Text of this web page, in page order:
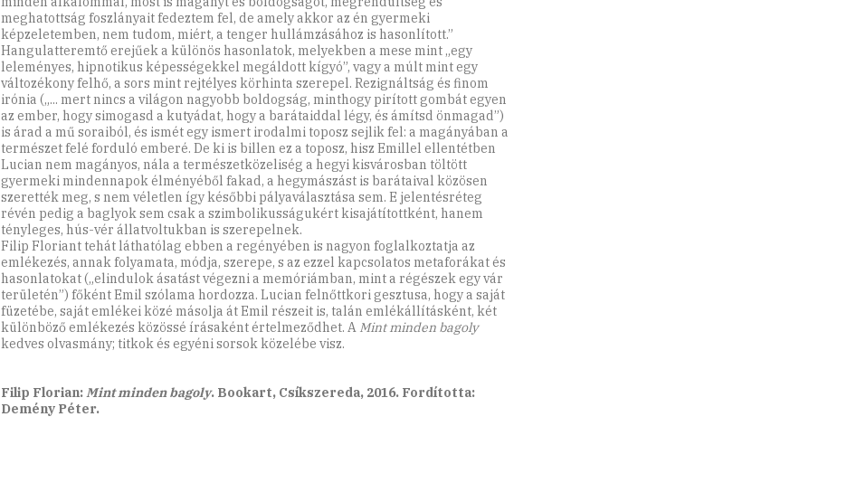
meghatottság foszlányait fedeztem fel, de amely akkor az én gyermeki
képzeletemben, nem tudom, miért, a tenger hullámzásához is hasonlított.”
Hangulatteremtő erejűek a különös hasonlatok, melyekben a mese mint „egy
leleményes, hipnotikus képességekkel megáldott kígyó”, vagy a múlt mint egy
változékony felhő, a sors mint rejtélyes körhinta szerepel. Rezignáltság és finom
irónia („... mert nincs a világon nagyobb boldogság, minthogy pirított gombát egyen
az ember, hogy simogasd a kutyádat, hogy a barátaiddal légy, és ámítsd önmagad”)
is árad a mű soraiból, és ismét egy ismert irodalmi toposz sejlik fel: a magányában a
természet felé forduló emberé. De ki is billen ez a toposz, hisz Emillel ellentétben
Lucian nem magányos, nála a természetközeliség a hegyi kisvárosban töltött
gyermeki mindennapok élményéből fakad, a hegymászást is barátaival közösen
szerették meg, s nem véletlen így későbbi pályaválasztása sem. E jelentésréteg
révén pedig a baglyok sem csak a szimbolikusságukért kisajátítottként, hanem
tényleges, hús-vér állatvoltukban is szerepelnek.
Filip Floriant tehát láthatólag ebben a regényében is nagyon foglalkoztatja az
emlékezés, annak folyamata, módja, szerepe, s az ezzel kapcsolatos metaforákat és
hasonlatokat („elindulok ásatást végezni a memóriámban, mint a régészek egy vár
területén”) főként Emil szólama hordozza. Lucian felnőttkori gesztusa, hogy a saját
füzetébe, saját emlékei közé másolja át Emil részeit is, talán emlékállításként, két
különböző emlékezés közössé írásaként értelmeződhet. A Mint minden bagoly
kedves olvasmány; titkok és egyéni sorsok közelébe visz.
Filip Florian:Mint minden bagoly. Bookart, Csíkszereda, 2016. Fordította:
Demény Péter.